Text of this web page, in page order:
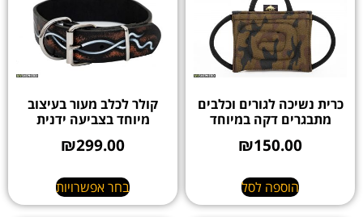
כרית נשיכה לגורים וכלבים
מתבגרים דקה במיוחד
₪150.00
הוספה לסל
קולר לכלב מעור בעיצוב
מיוחד בצביעה ידנית
₪299.00
בחר אפשרויות